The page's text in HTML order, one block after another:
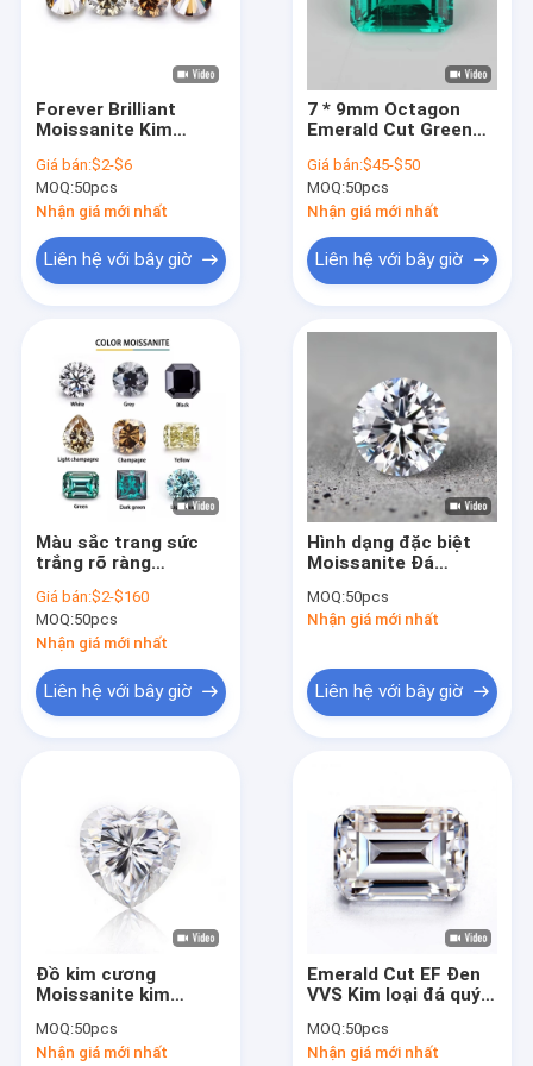
Trang Chủ
Các sản phẩm
Về chúng tôi
Tham quan nhà máy
Kiểm soát chất lượng
Tin tức
Dây chuyền trang sức bạc Sterling
Vòng cổ mặt dây chuyền trái tim bằng bạc Sterling
Nhẫn trang sức bạc Sterling
Bông tai trang sức bạc Sterling
Forever Brilliant
Moissanite Kim
Kim cương cắt sáng
Màu sâm banh
Giá bán:$2-$6
MOQ:50pcs
Nhận giá mới nhất
Liên hệ với bây giờ
7 * 9mm Octagon
Emerald Cut Green
Stone Forever Một
màu Moissanite
Giá bán:$45-$50
MOQ:50pcs
Nhận giá mới nhất
Liên hệ với bây giờ
Màu sắc trang sức
trắng rõ ràng
Arrow Radiant Rings
Cut
Giá bán:$2-$160
MOQ:50pcs
Nhận giá mới nhất
Liên hệ với bây giờ
Hình dạng đặc biệt
Moissanite Đá
VVS1 tròn không có
lỗi
MOQ:50pcs
Nhận giá mới nhất
Liên hệ với bây giờ
Đồ kim cương
Moissanite kim
tim cho nhẫn
MOQ:50pcs
Nhận giá mới nhất
Emerald Cut EF Đen
VVS Kim loại đá quý
Diamond For Rings
MOQ:50pcs
Nhận giá mới nhất